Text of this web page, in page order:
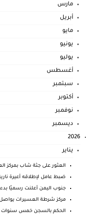
مارس
أبريل
مايو
يونيو
يوليو
أغسطس
سبتمبر
أكتوبر
نوفمبر
ديسمبر
2026
يناير
العثور على جثة شاب بمركز
ضبط عامل لإطلاقه أعيرة
جنوب اليمن أعلنت رسميًا
مركز شرطة العسيرات
الحكم بالسجن خمس سنوات